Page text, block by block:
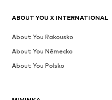
ABOUT YOU X INTERNATIONAL
About You Rakousko
About You Německo
About You Polsko